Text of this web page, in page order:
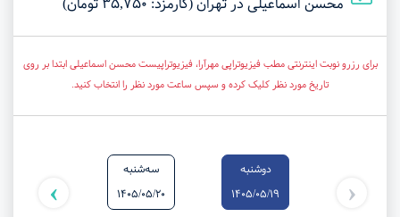
برای رزرو نوبت اینترنتی مطب فیزیوتراپی مهرآرا، فیزیوتراپیست محسن اسماعیلی ابتدا بر روی
تاریخ مورد نظر کلیک کرده و سپس ساعت مورد نظر را انتخاب کنید.
دوشنبه
1405/05/19
سه‌شنبه
1405/05/20
1405/05/24
‹
›